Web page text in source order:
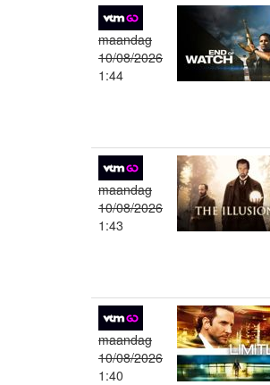
maandag
10/08/2026
1:44
maandag
10/08/2026
1:43
maandag
10/08/2026
1:40